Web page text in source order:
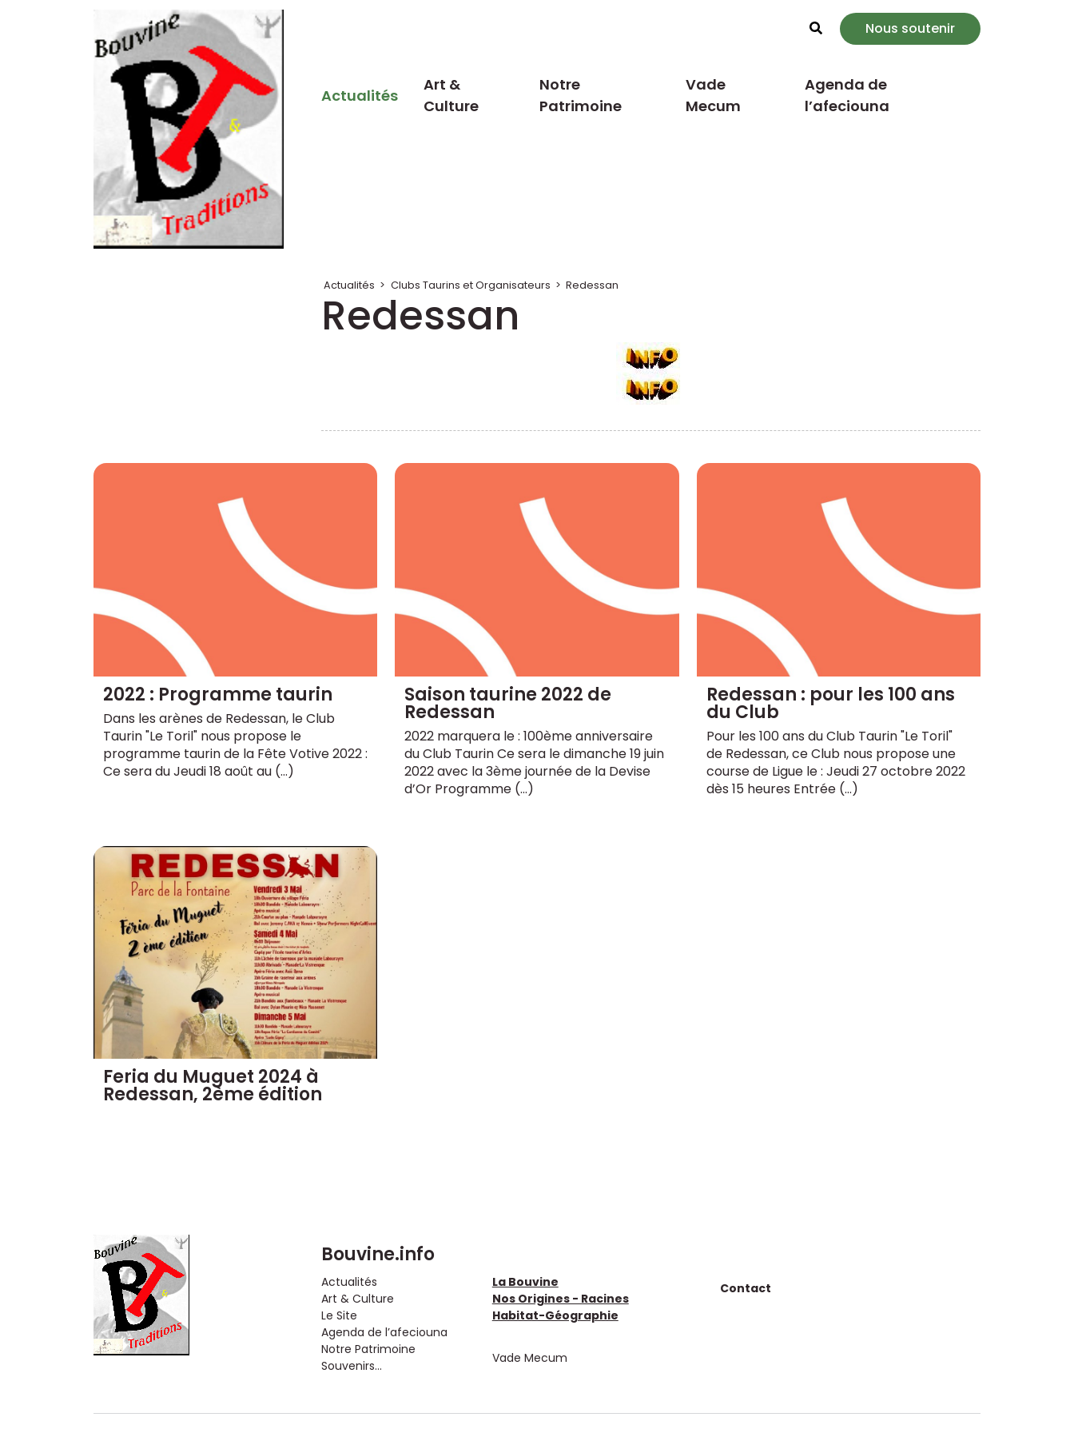
Rechercher
Nous soutenir
Actualités
Art &
Culture
Notre
Patrimoine
Vade
Mecum
Agenda de
l’afeciouna
Actualités > Clubs Taurins et Organisateurs > Redessan
Redessan
2022 : Programme taurin
Dans les arènes de Redessan, le Club
Taurin "Le Toril" nous propose le
programme taurin de la Fête Votive 2022 :
Ce sera du Jeudi 18 août au (…)
Saison taurine 2022 de
Redessan
2022 marquera le : 100ème anniversaire
du Club Taurin Ce sera le dimanche 19 juin
2022 avec la 3ème journée de la Devise
d’Or Programme (…)
Redessan : pour les 100 ans
du Club
Pour les 100 ans du Club Taurin "Le Toril"
de Redessan, ce Club nous propose une
course de Ligue le : Jeudi 27 octobre 2022
dès 15 heures Entrée (…)
Feria du Muguet 2024 à
Redessan, 2ème édition
Bouvine.info
Actualités
Art & Culture
Le Site
Agenda de l’afeciouna
Notre Patrimoine
Souvenirs...
La Bouvine
Nos Origines - Racines
Habitat-Géographie
Vade Mecum
Contact